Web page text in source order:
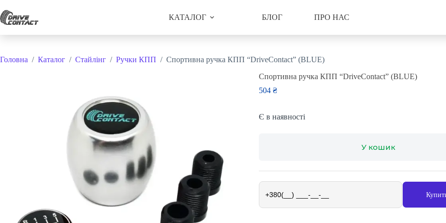
до
вмісту
КАТАЛОГ БЛОГ ПРО НАС
Головна / Каталог / Стайлінг / Ручки КПП / Спортивна ручка КПП “DriveContact” (BLUE)
Спортивна ручка КПП “DriveContact” (BLUE)
504 ₴
Є в наявності
У кошик